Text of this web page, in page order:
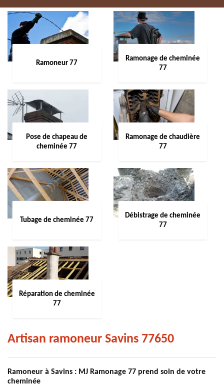
Ramoneur 77
Ramonage de cheminée
77
Pose de chapeau de
cheminée 77
Ramonage de chaudière
77
Tubage de cheminée 77
Débistrage de cheminée
77
Réparation de cheminée
77
Artisan ramoneur Savins 77650
Ramoneur à Savins : MJ Ramonage 77 prend soin de votre
cheminée